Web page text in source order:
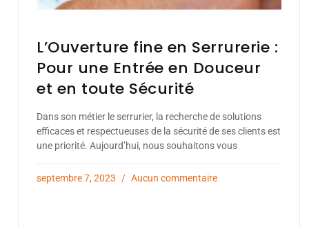
L’Ouverture fine en Serrurerie :
Pour une Entrée en Douceur
et en toute Sécurité
Dans son métier le serrurier, la recherche de solutions
efficaces et respectueuses de la sécurité de ses clients est
une priorité. Aujourd’hui, nous souhaitons vous
septembre 7, 2023 Aucun commentaire